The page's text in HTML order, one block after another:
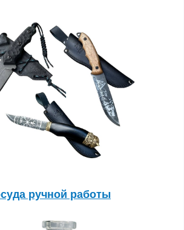
ручной работы